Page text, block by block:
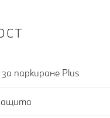
паркиране Plus